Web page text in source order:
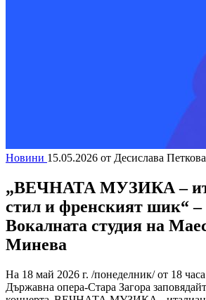
Новини 15.05.2026 от Десислава Петкова
„ВЕЧНАТА МУЗИКА –
стил и френският шик“ –
Вокалната студия на
Минева
На 18 май 2026 г. /понеделник/ от 18
Държавна опера-Стара Загора